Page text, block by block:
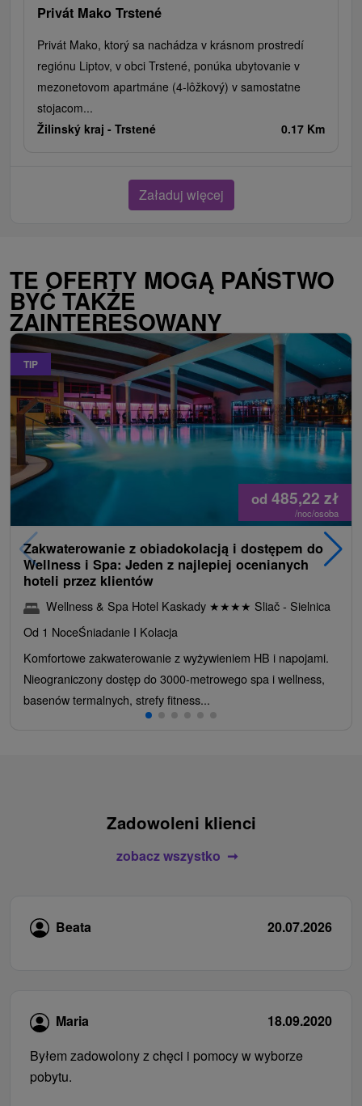
Privát Mako Trstené
Privát Mako, ktorý sa nachádza v krásnom prostredí
regiónu Liptov, v obci Trstené, ponúka ubytovanie v
mezonetovom apartmáne (4-lôžkový) v samostatne
stojacom...
Žilinský kraj - Trstené 0.17 Km
Załaduj więcej
TE OFERTY MOGĄ PAŃSTWO
BYĆ TAKŻE
ZAINTERESOWANY
TIP
od 485,22 zł
/noc/osoba
Zakwaterowanie z obiadokolacją i dostępem do
Wellness i Spa: Jeden z najlepiej ocenianych
hoteli przez klientów
Wellness & Spa Hotel Kaskady ★★★★ Sliač - Sielnica
Od 1 NoceŚniadanie I Kolacja
Komfortowe zakwaterowanie z wyżywieniem HB i napojami.
Nieograniczony dostęp do 3000-metrowego spa i wellness,
basenów termalnych, strefy fitness...
Zadowoleni klienci
zobacz wszystko
Beata 20.07.2026
Maria
18.09.2020
Byłem zadowolony z chęci i pomocy w wyborze
pobytu.